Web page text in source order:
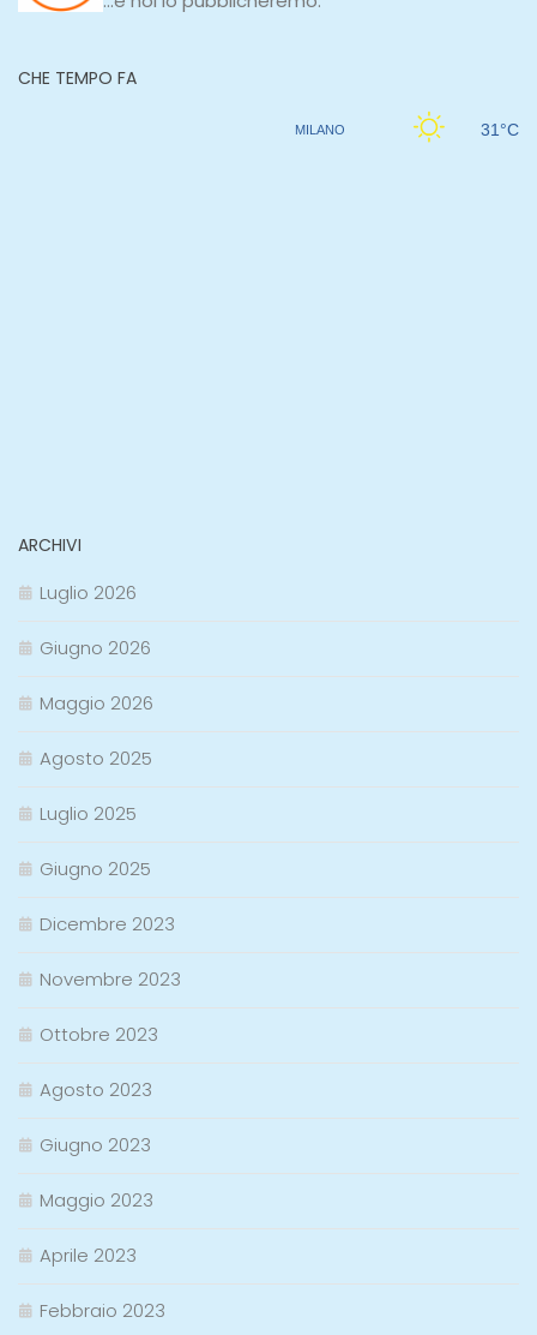
CHE TEMPO FA
ARCHIVI
Luglio 2026
Giugno 2026
Maggio 2026
Agosto 2025
Luglio 2025
Giugno 2025
Dicembre 2023
Novembre 2023
Ottobre 2023
Agosto 2023
Giugno 2023
Maggio 2023
Aprile 2023
Febbraio 2023